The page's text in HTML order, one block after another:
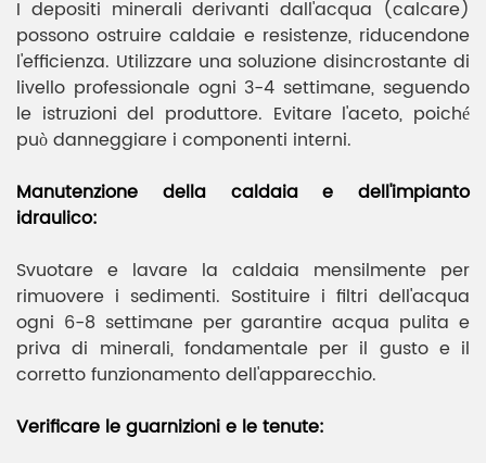
I depositi minerali derivanti dall'acqua (calcare)
possono ostruire caldaie e resistenze, riducendone
l'efficienza. Utilizzare una soluzione disincrostante di
livello professionale ogni 3-4 settimane, seguendo
le istruzioni del produttore. Evitare l'aceto, poiché
può danneggiare i componenti interni.
Manutenzione della caldaia e dell'impianto
idraulico:
Svuotare e lavare la caldaia mensilmente per
rimuovere i sedimenti. Sostituire i filtri dell'acqua
ogni 6-8 settimane per garantire acqua pulita e
priva di minerali, fondamentale per il gusto e il
corretto funzionamento dell'apparecchio.
Verificare le guarnizioni e le tenute: